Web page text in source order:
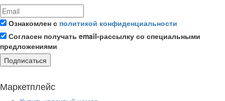
Ознакомлен с политикой конфиденциальности
Согласен получать email-рассылку со специальными
предложениями
Подписаться
Маркетплейс